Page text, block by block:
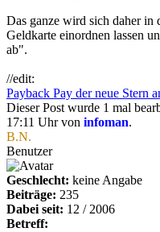
Das ganze wird sich daher in
Geldkarte einordnen lassen
ab".
//edit:
Payback Pay der neue Stern
Dieser Post wurde 1 mal
17:11 Uhr von infoman.
B.N.
Benutzer
Geschlecht: keine Angabe
Beiträge: 235
Dabei seit: 12 / 2006
Betreff: